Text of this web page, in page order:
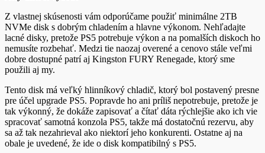
Z vlastnej skúsenosti vám odporúčame použiť minimálne 2TB
NVMe disk s dobrým chladením a hlavne výkonom. Nehľadajte
lacné disky, pretože PS5 potrebuje výkon a na pomalších diskoch ho
nemusíte rozbehať. Medzi tie naozaj overené a cenovo stále veľmi
dobre dostupné patrí aj Kingston FURY Renegade, ktorý sme
použili aj my.
Tento disk má veľký hlinníkový chladič, ktorý bol postavený presne
pre účel upgrade PS5. Popravde ho ani príliš nepotrebuje, pretože je
tak výkonný, že dokáže zapisovať a čítať dáta rýchlejšie ako ich vie
spracovať samotná konzola PS5, takže má dostatočnú rezervu, aby
sa až tak nezahrieval ako niektorí jeho konkurenti. Ostatne aj na
obale je uvedené, že ide o disk kompatibilný s PS5.